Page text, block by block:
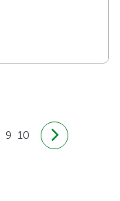
9 10